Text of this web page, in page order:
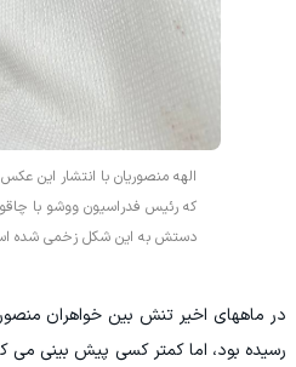
الهه منصوریان با انتشار این
که رئیس فدراسیون ووشو با
دستش به این شکل زخمی شده
در ماههای اخیر تنش بین خواهران
رسیده بود، اما کمتر کسی پیش بینی می